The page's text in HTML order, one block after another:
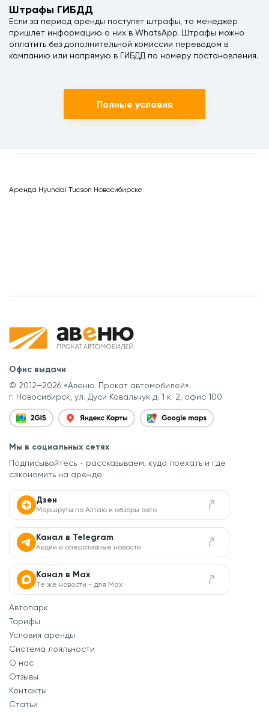
Штрафы ГИБДД
Если за период аренды поступят штрафы, то менеджер
пришлет информацию о них в WhatsApp. Штрафы можно
оплатить без дополнительной комиссии переводом в
компанию или напрямую в ГИБДД по номеру постановления.
Полные условия
Аренда Hyundai Tucson Новосибирске
Офис выдачи
© 2012–2026 «Авеню. Прокат автомобилей».
г. Новосибирск, ул. Дуси Ковальчук д. 1 к. 2, офис 100
Мы в социальных сетях
Подписывайтесь - рассказываем, куда поехать и где
сэкономить на аренде
Дзен
Маршруты по Алтаю и обзоры авто
Канал в Telegram
Акции и оперативные новости
Канал в Max
Те же новости - для Max
Автопарк
Тарифы
Условия аренды
Система лояльности
О нас
Отзывы
Контакты
Статьи